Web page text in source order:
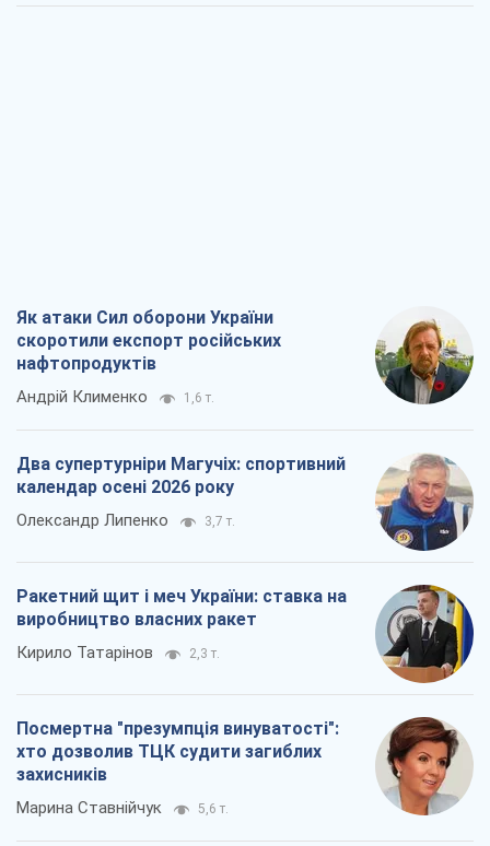
Як атаки Сил оборони України
скоротили експорт російських
нафтопродуктів
Андрій Клименко 1,6 т.
Два супертурніри Магучіх: спортивний
календар осені 2026 року
Олександр Липенко 3,7 т.
Ракетний щит і меч України: ставка на
виробництво власних ракет
Кирило Татарінов 2,3 т.
Посмертна "презумпція винуватості":
хто дозволив ТЦК судити загиблих
захисників
Марина Ставнійчук 5,6 т.